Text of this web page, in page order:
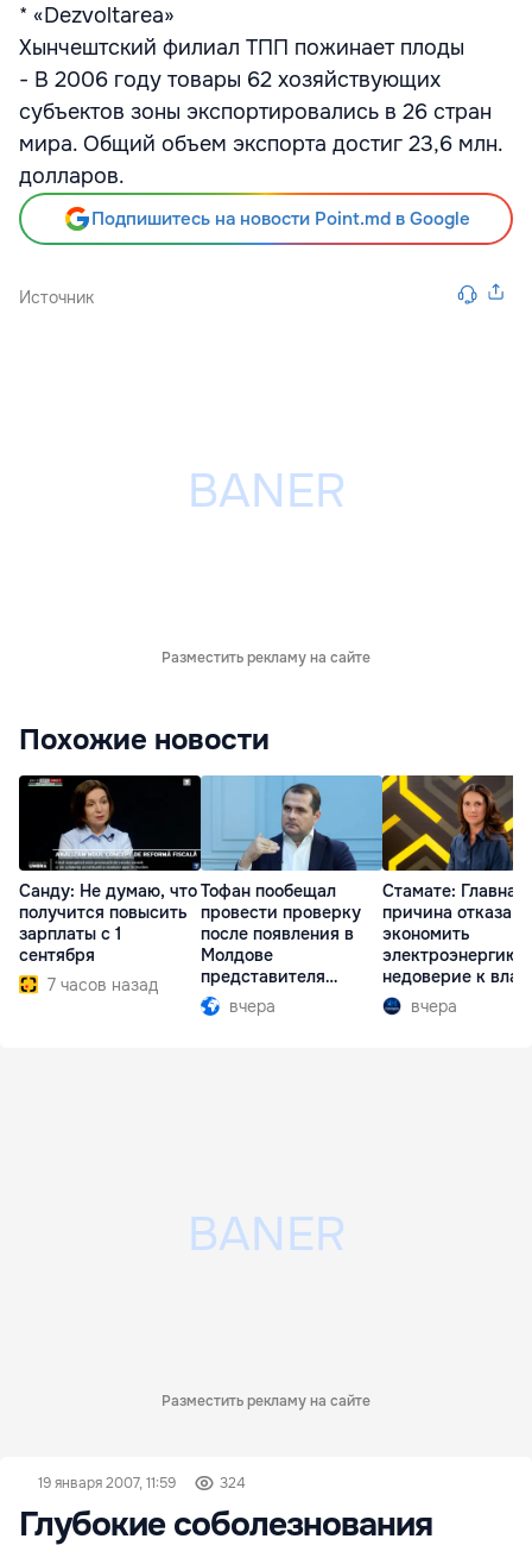
* «Dezvoltarea»
Хынчештский филиал ТПП пожинает плоды
- В 2006 году товары 62 хозяйствующих
субъектов зоны экспортировались в 26 стран
мира. Общий объем экспорта достиг 23,6 млн.
долларов.
Подпишитесь на новости Point.md в Google
Источник
Разместить рекламу на сайте
Похожие новости
Санду: Не думаю, что
получится повысить
зарплаты с 1
сентября
7 часов назад
Тофан пообещал
провести проверку
после появления в
Молдове
представителя
Южной Осетии
вчера
Стамате: Главная
причина отказа
экономить
электроэнергию
недоверие к
вчера
Разместить рекламу на сайте
19 января 2007, 11:59 324
Глубокие соболезнования